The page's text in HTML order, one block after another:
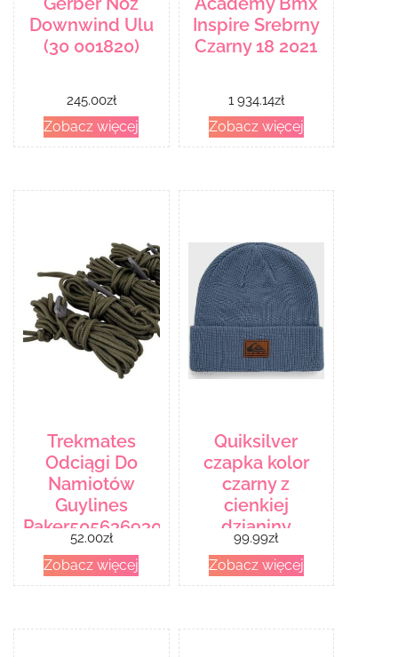
Downwind Ulu
(30 001820)
245.00zł
Zobacz więcej
Inspire Srebrny
Czarny 18 2021
1 934.14zł
Zobacz więcej
Trekmates
Odciągi Do
Namiotów
Guylines
Paker5056369303769
52.00zł
Zobacz więcej
Quiksilver
czapka kolor
czarny z
cienkiej
dzianiny
99.99zł
Zobacz więcej